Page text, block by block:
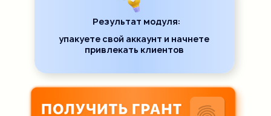
Результат модуля:
упакуете свой аккаунт и начнете
привлекать клиентов